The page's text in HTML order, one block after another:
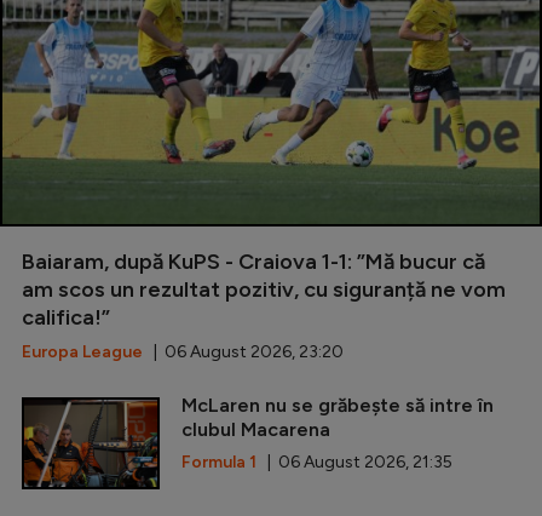
Baiaram, după KuPS - Craiova 1-1: ”Mă bucur că
am scos un rezultat pozitiv, cu siguranță ne vom
califica!”
Europa League | 06 August 2026, 23:20
McLaren nu se grăbește să intre în
clubul Macarena
Formula 1 | 06 August 2026, 21:35